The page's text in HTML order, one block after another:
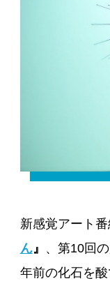
新感覚アート番
ん』 、第10回
年前の化石を